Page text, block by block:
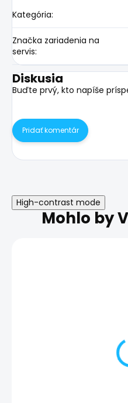
Kategória:
Značka zariadenia na
servis:
Diskusia
Buďte prvý, kto napíše
Pridať komentár
High-contrast mode
Mohlo by
Zálohovanie